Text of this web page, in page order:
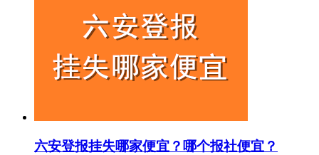
六安登报挂失哪家便宜？哪个报社便宜？